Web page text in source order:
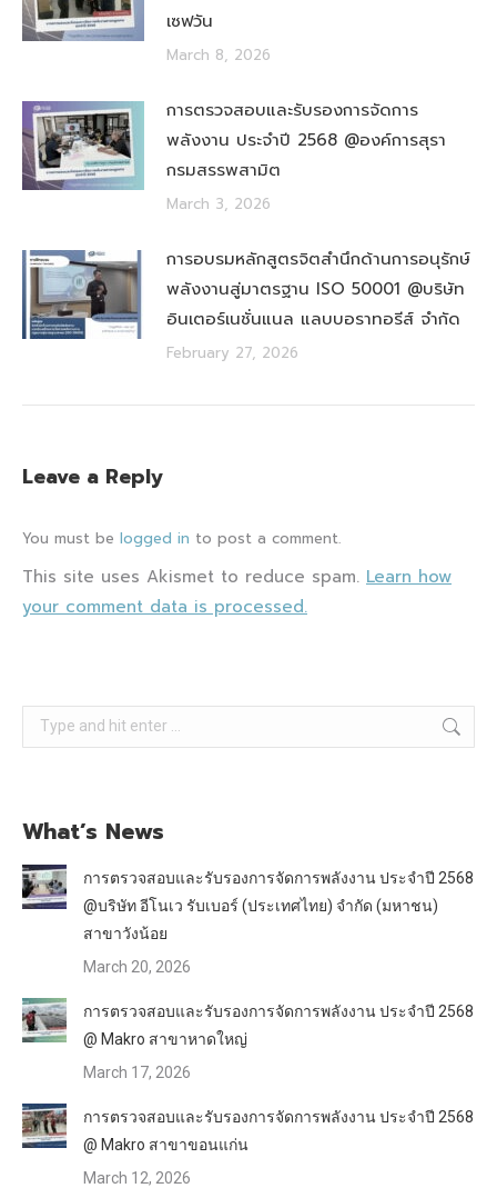
เซฟวัน
March 8, 2026
การตรวจสอบและรับรองการจัดการ
พลังงาน ประจำปี 2568 @องค์การสุรา
กรมสรรพสามิต
March 3, 2026
การอบรมหลักสูตรจิตสำนึกด้านการอนุรักษ์
พลังงานสู่มาตรฐาน ISO 50001 @บริษัท
อินเตอร์เนชั่นแนล แลบบอราทอรีส์ จำกัด
February 27, 2026
Leave a Reply
You must be logged in to post a comment.
This site uses Akismet to reduce spam. Learn how
your comment data is processed.
Search:
What’s News
การตรวจสอบและรับรองการจัดการพลังงาน ประจำปี 2568
@บริษัท อีโนเว รับเบอร์ (ประเทศไทย) จำกัด (มหาชน)
สาขาวังน้อย
March 20, 2026
การตรวจสอบและรับรองการจัดการพลังงาน ประจำปี 2568
@ Makro สาขาหาดใหญ่
March 17, 2026
การตรวจสอบและรับรองการจัดการพลังงาน ประจำปี 2568
@ Makro สาขาขอนแก่น
March 12, 2026